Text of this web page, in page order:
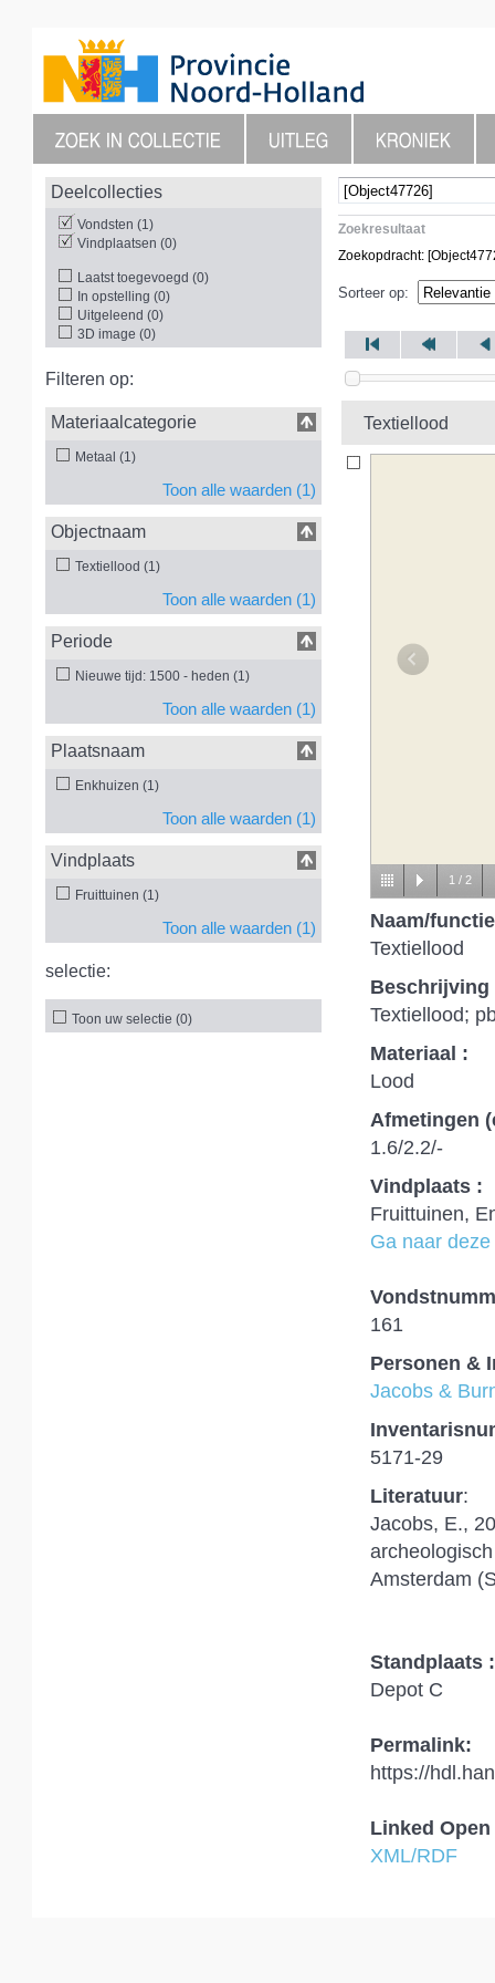
Deelcollecties
Vondsten (1)
Vindplaatsen (0)
Laatst toegevoegd (0)
In opstelling (0)
Uitgeleend (0)
3D image (0)
Filteren op:
Materiaalcategorie
Metaal (1)
Toon alle waarden (1)
Objectnaam
Textiellood (1)
Toon alle waarden (1)
Periode
Nieuwe tijd: 1500 - heden (1)
Toon alle waarden (1)
Plaatsnaam
Enkhuizen (1)
Toon alle waarden (1)
Vindplaats
Fruittuinen (1)
Toon alle waarden (1)
selectie:
Toon uw selectie (0)
Zoekresultaat
Zoekopdracht:
Sorteer op:
Textiellood
1 / 2
Naam/
Textiellood
Beschrijving
Textiellood;
Materiaal :
Lood
Afmetingen
1.6/2.2/-
Vindplaats :
Fruittuinen,
Ga naar
161
Personen &
Jacobs &
5171-29
Literatuur:
Jacobs, E.,
Amsterdam
Standplaats :
Depot C
Permalink:
https://
Linked Open
XML/RDF